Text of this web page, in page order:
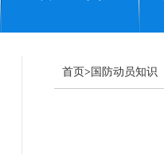
首页> 国防动员知识